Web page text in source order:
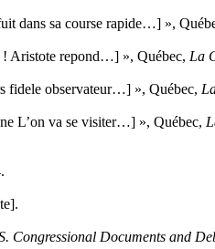
dans sa course rapide…] »,
! Aristote repond…] », Québec, La
fidele observateur…] », Québec,
L’on va se visiter…] », Québec,
Documents and